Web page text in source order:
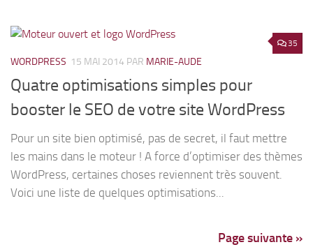
35
WORDPRESS 15 MAI 2014 PAR MARIE-AUDE
Quatre optimisations simples pour
booster le SEO de votre site WordPress
Pour un site bien optimisé, pas de secret, il faut mettre
les mains dans le moteur ! A force d’optimiser des thèmes
WordPress, certaines choses reviennent très souvent.
Voici une liste de quelques optimisations...
Page suivante »